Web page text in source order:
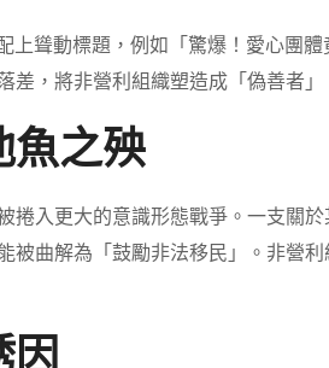
聳動標題，例如「驚爆！愛心團
差，將非營利組織塑造成「偽善者」
之殃
捲入更大的意識形態戰爭。一支關
曲解為「鼓勵非法移民」。非營